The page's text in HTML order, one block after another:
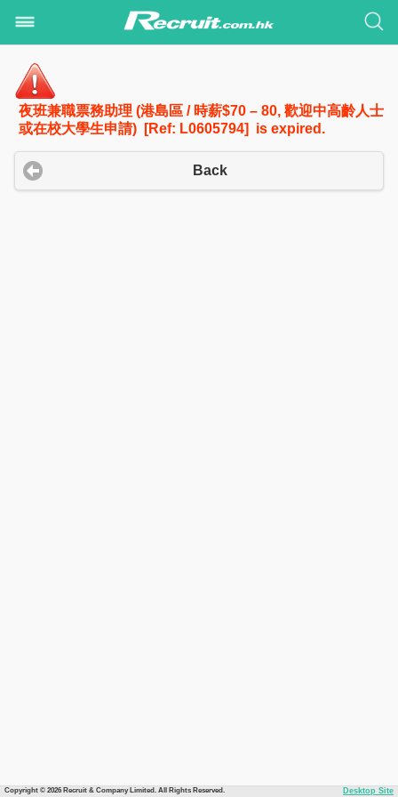
夜班兼職票務助理 (港島區 / 時薪$70 – 80, 歡迎中高齡人士
或在校大學生申請) [Ref: L0605794] is expired.
Back
Copyright © 2026 Recruit & Company Limited. All Rights Reserved. Desktop Site